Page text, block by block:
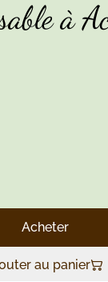
à
Acheter
au panier